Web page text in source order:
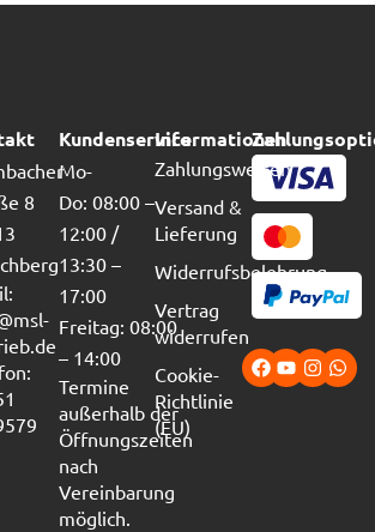
8
Kundenservice
Mo-
Do: 08:00 –
12:00 /
13:30 –
17:00
Freitag: 08:00
– 14:00
Termine
außerhalb der
Öffnungszeiten
nach
Vereinbarung
möglich.
Informationen
Zahlungsweisen
Versand &
Lieferung
Widerrufsbelehrung
Vertrag
widerrufen
Cookie-
Richtlinie
(EU)